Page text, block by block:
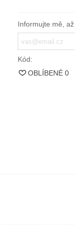
Informujte mě,
Kód:
OBLÍBENÉ 0